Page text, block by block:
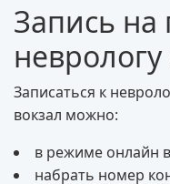
Запись
Записаться к
вокзал можно:
в режиме онлайн
набрать номер